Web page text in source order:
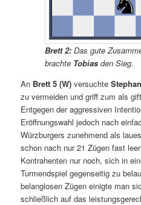
Brett 2: Das gute
brachte Tobias den Sieg.
An Brett 5 (W) versuchte
zu vermeiden und griff zum als
Entgegen der aggressiven
Eröffnungswahl jedoch nach
Würzburgers zunehmend als
schon nach nur 21 Zügen fast
Kontrahenten nur noch, sich in
Turmendspiel gegenseitig zu
belanglosen Zügen einigte man
schließlich auf das